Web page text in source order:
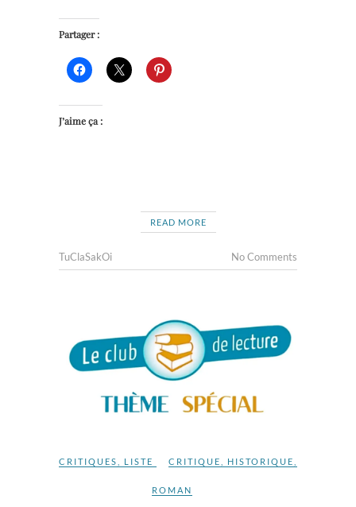
Partager :
J’aime ça :
READ MORE
TuClaSakOi No Comments
CRITIQUES LISTE CRITIQUE HISTORIQUE
ROMAN